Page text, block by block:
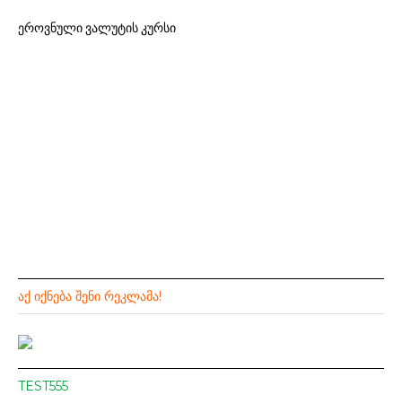
ეროვნული ვალუტის კურსი
ᲐᲥ ᲘᲥᲜᲔᲑᲐ ᲨᲔᲜᲘ ᲠᲔᲙᲚᲐᲛᲐ!
TEST555